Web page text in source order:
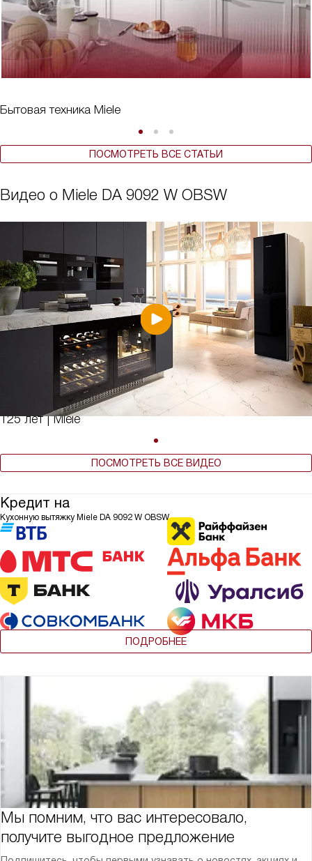
Бытовая техника Miele
ПОСМОТРЕТЬ ВСЕ СТАТЬИ
Видео о Miele DA 9092 W OBSW
125 лет | Miele
ПОСМОТРЕТЬ ВСЕ ВИДЕО
Кредит на
Кухонную вытяжку Miele DA 9092 W OBSW
ПОДРОБНЕЕ
Мы помним, что вас интересовало,
получите выгодное предложение